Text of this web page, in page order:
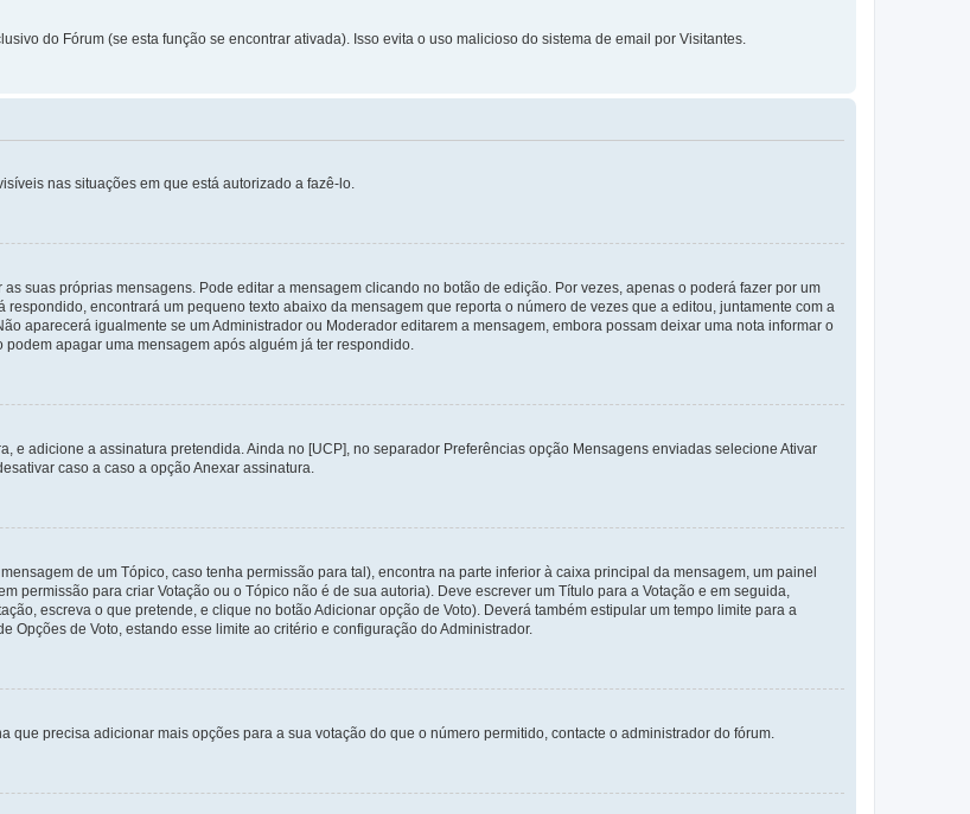
do Fórum (se esta função se encontrar ativada). Isso evita o uso malicioso do sistema de email por Visitantes.
nas situações em que está autorizado a fazê-lo.
suas próprias mensagens. Pode editar a mensagem clicando no botão de edição. Por vezes, apenas o poderá fazer por um
encontrará um pequeno texto abaixo da mensagem que reporta o número de vezes que a editou, juntamente com a
aparecerá igualmente se um Administrador ou Moderador editarem a mensagem, embora possam deixar uma nota informar o
apagar uma mensagem após alguém já ter respondido.
e adicione a assinatura pretendida. Ainda no [UCP], no separador Preferências opção Mensagens enviadas selecione Ativar
caso a caso a opção Anexar assinatura.
de um Tópico, caso tenha permissão para tal), encontra na parte inferior à caixa principal da mensagem, um painel
permissão para criar Votação ou o Tópico não é de sua autoria). Deve escrever um Título para a Votação e em seguida,
escreva o que pretende, e clique no botão Adicionar opção de Voto). Deverá também estipular um tempo limite para a
de Voto, estando esse limite ao critério e configuração do Administrador.
precisa adicionar mais opções para a sua votação do que o número permitido, contacte o administrador do fórum.